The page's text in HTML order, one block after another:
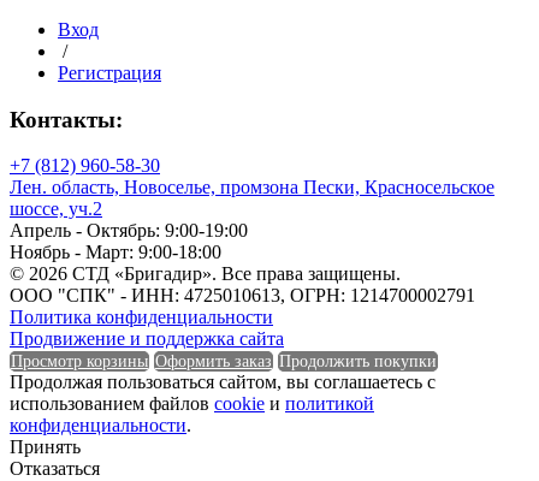
Диаметр внутренний
Длина
Единица измерения
Единица измерения
Форма
Вход
/
Регистрация
Контакты:
+7 (812) 960-58-30
Лен. область, Новоселье, промзона Пески, Красносельское
шоссе, уч.2
Апрель - Октябрь: 9:00-19:00
Ноябрь - Март: 9:00-18:00
© 2026 СТД «Бригадир». Все права защищены.
ООО "СПК" - ИНН: 4725010613, ОГРН: 1214700002791
Политика конфиденциальности
Продвижение и поддержка сайта
Просмотр корзины Оформить заказ Продолжить покупки
Продолжая пользоваться сайтом, вы соглашаетесь с
использованием файлов cookie и политикой
конфиденциальности.
Принять
Отказаться